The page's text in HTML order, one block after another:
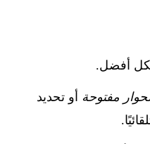
أفضل.
مفتوحة أو تحديد